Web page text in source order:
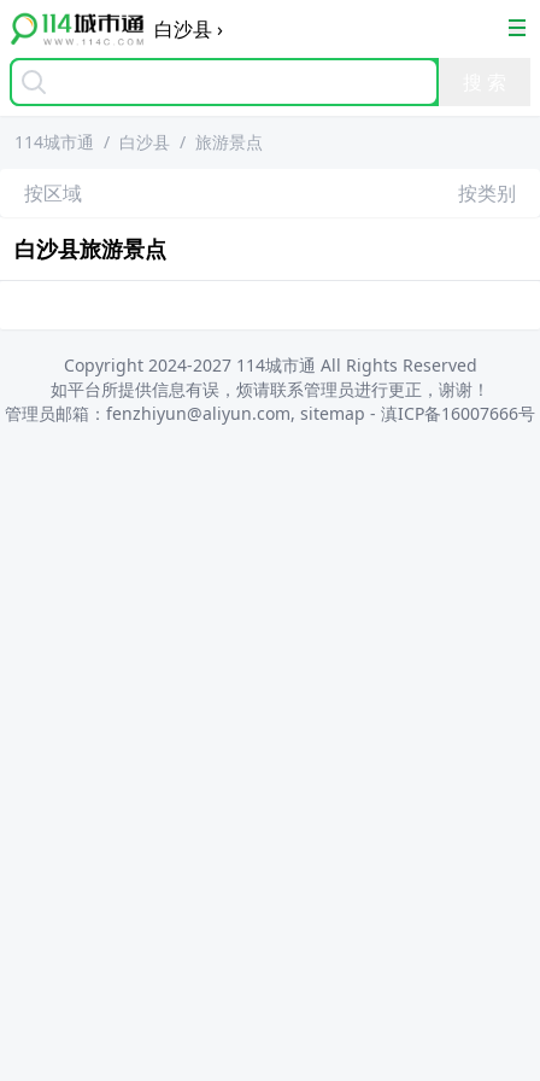
白沙县›
114城市通 / 白沙县 / 旅游景点
按区域 按类别
白沙县旅游景点
Copyright 2024-2027 114城市通 All Rights Reserved
如平台所提供信息有误，烦请联系管理员进行更正，谢谢！
管理员邮箱：fenzhiyun@aliyun.com, sitemap - 滇ICP备16007666号